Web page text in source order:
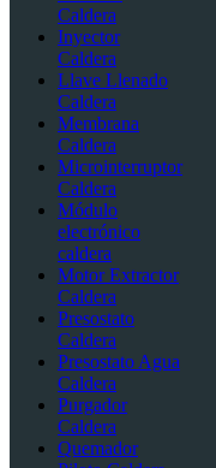
Caldera
Inyector
Caldera
Llave Llenado
Caldera
Membrana
Caldera
Microinterruptor
Caldera
Módulo
electrónico
caldera
Motor Extractor
Caldera
Presostato
Caldera
Presostato Agua
Caldera
Purgador
Caldera
Quemador